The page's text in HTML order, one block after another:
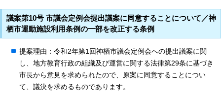
議案第10号 市議会定例会提出議案に同意することについて／神
栖市運動施設利用条例の一部を改正する条例
提案理由：令和2年第1回神栖市議会定例会への提出議案に関
し、地方教育行政の組織及び運営に関する法律第29条に基づき
市長から意見を求められたので、原案に同意することについ
て、議決を求めるものであります。